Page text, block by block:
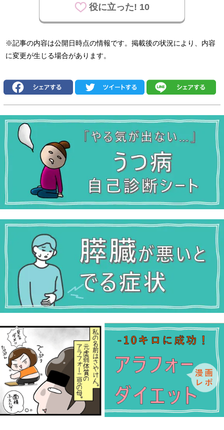
役に立った! 10
※記事の内容は公開日時点の情報です。掲載後の状況により、内容
に変更が生じる場合があります。